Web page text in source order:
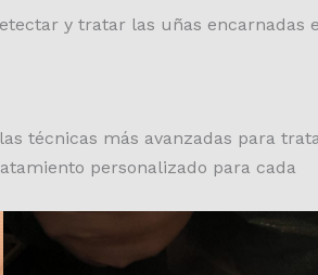
y tratar las uñas encarnadas
técnicas más avanzadas para
personalizado para cada